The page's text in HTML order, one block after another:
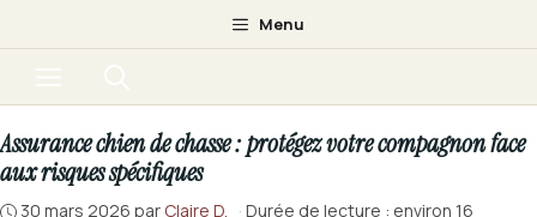
au
Menu
Assurance chien de chasse : protégez votre compagnon face
aux risques spécifiques
30 mars 2026 par Claire D. · Durée de lecture : environ 16